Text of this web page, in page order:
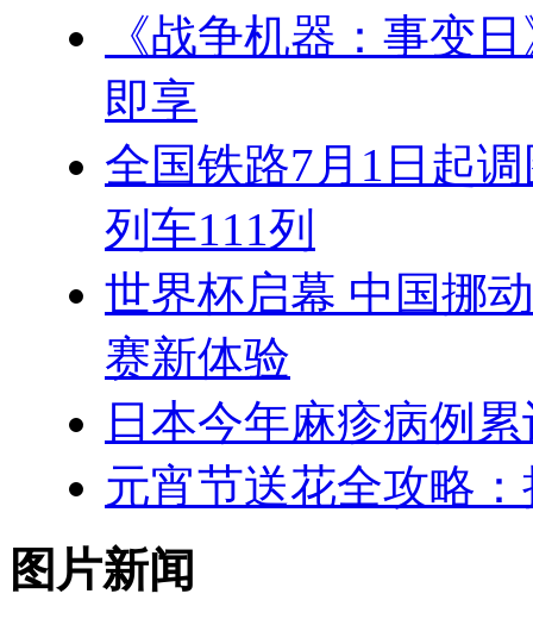
《战争机器：事变
即享
全国铁路7月1日起
列车111列
世界杯启幕 中国挪
赛新体验
日本今年麻疹病例
元宵节送花全攻略
图片新闻